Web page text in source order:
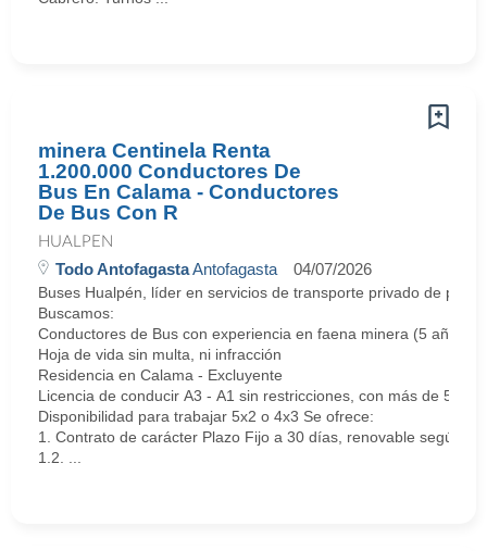
minera Centinela Renta
1.200.000 Conductores De
Bus En Calama - Conductores
De Bus Con R
HUALPEN
Todo AntofagastaAntofagasta 04/07/2026
Buses Hualpén, líder en servicios de transporte privado de
Buscamos:
Conductores de Bus con experiencia en faena minera (5 años
Hoja de vida sin multa, ni infracción
Residencia en Calama - Excluyente
Licencia de conducir A3 - A1 sin restricciones, con más de 5
Disponibilidad para trabajar 5x2 o 4x3 Se ofrece:
1. Contrato de carácter Plazo Fijo a 30 días, renovable según
1.2. ...